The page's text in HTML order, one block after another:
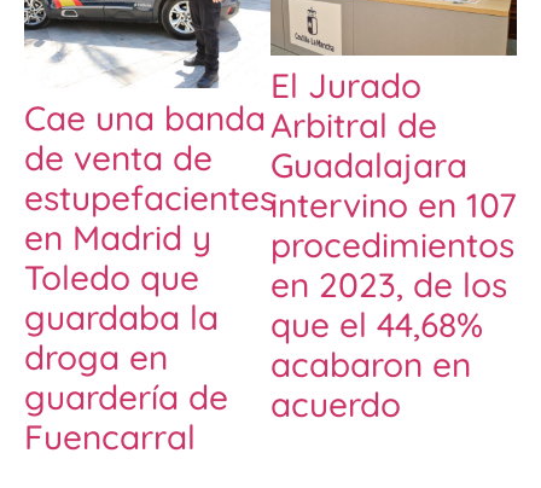
Cae una banda
de venta de
estupefacientes
en Madrid y
Toledo que
guardaba la
droga en
guardería de
Fuencarral
El Jurado
Arbitral de
Guadalajara
intervino en 107
procedimientos
en 2023, de los
que el 44,68%
acabaron en
acuerdo